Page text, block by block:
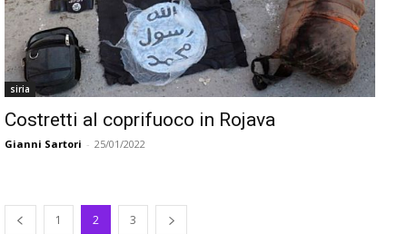
siria
Costretti al coprifuoco in Rojava
Gianni Sartori - 25/01/2022
1 2 3